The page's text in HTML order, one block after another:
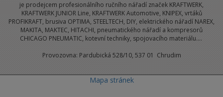
je prodejcem profesionálního ručního nářadí značek KRAFTWERK,
KRAFTWERK JUNIOR Line, KRAFTWERK Automotive, KNIPEX, vrtáků
PROFIKRAFT, brusiva OPTIMA, STEELTECH, DIY, elektrického nářadí NAREX,
MAKITA, MAKTEC, HITACHI, pneumatického nářadí a kompresorů
CHICAGO PNEUMATIC, kotevní techniky, spojovacího materiálu....
Provozovna: Pardubická 528/10, 537 01 Chrudim
Mapa stránek